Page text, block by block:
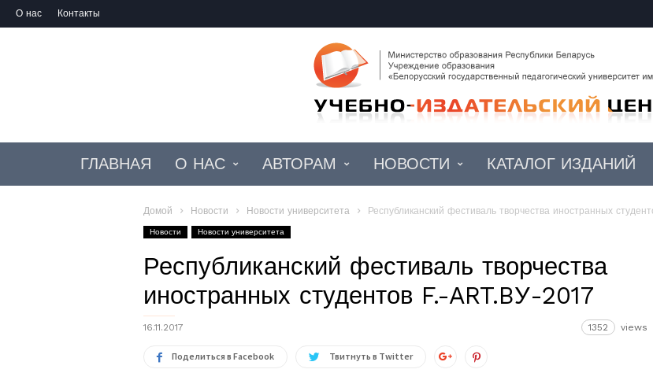
О нас Контакты
ГЛАВНАЯ О НАС АВТОРАМ НОВОСТИ КАТАЛОГ ИЗДАНИЙ
Домой Новости Новости университета Республиканский фестиваль творчества иностранных
Новости Новости университета
Республиканский фестиваль творчества
иностранных студентов F.-ART.BУ-2017
16.11.2017 1352 views
Поделиться в Facebook Твитнуть в Twitter